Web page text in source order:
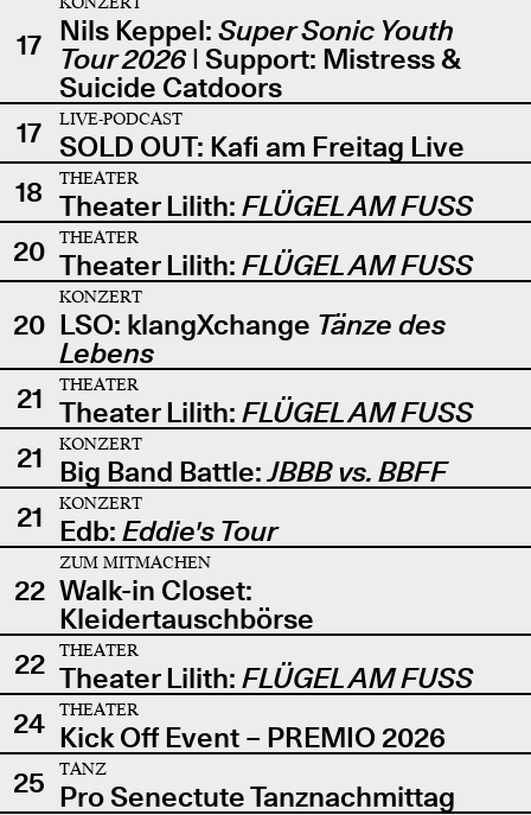
17 Nils Keppel: Super Sonic Youth
Tour 2026| Support: Mistress &
Suicide Catdoors
17
LIVE-PODCAST
SOLD OUT: Kafi am Freitag Live
18
THEATER
Theater Lilith: FLÜGEL AM FUSS
20
THEATER
Theater Lilith: FLÜGEL AM FUSS
20
KONZERT
LSO: klangXchange Tänze des
Lebens
21
THEATER
Theater Lilith: FLÜGEL AM FUSS
21
KONZERT
Big Band Battle:JBBB vs. BBFF
21
KONZERT
Edb: Eddie's Tour
22
ZUM MITMACHEN
Walk-in Closet:
Kleidertauschbörse
22
THEATER
Theater Lilith: FLÜGEL AM FUSS
24
THEATER
Kick Off Event – PREMIO 2026
25
TANZ
Pro Senectute Tanznachmittag